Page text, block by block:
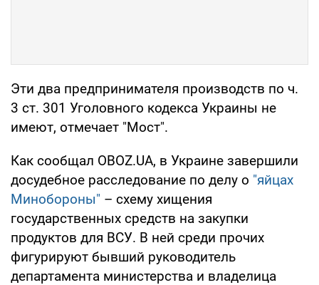
Эти два предпринимателя производств по ч.
3 ст. 301 Уголовного кодекса Украины не
имеют, отмечает "Мост".
Как сообщал OBOZ.UA, в Украине завершили
досудебное расследование по делу о "яйцах
Минобороны" – схему хищения
государственных средств на закупки
продуктов для ВСУ. В ней среди прочих
фигурируют бывший руководитель
департамента министерства и владелица